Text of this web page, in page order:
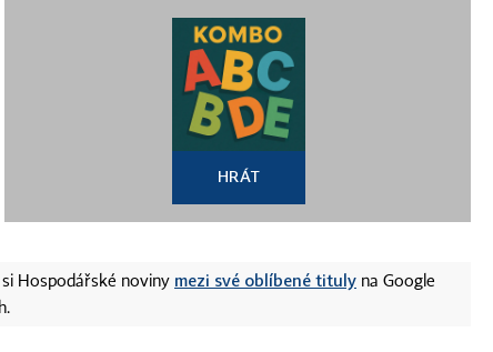
HRÁT
Hospodářské noviny mezi své oblíbené tituly na Google